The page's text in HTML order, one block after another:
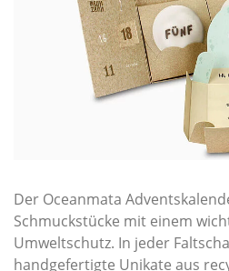
Der Oceanmata
Schmuckstücke mit einem
Umweltschutz. In jeder
handgefertigte Unikate aus